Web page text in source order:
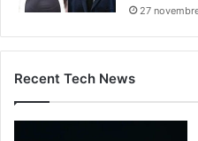
27
Recent Tech News